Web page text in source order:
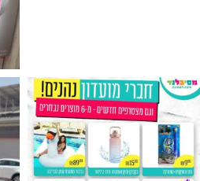
מין העובר רק במסיבלנד !! קיים